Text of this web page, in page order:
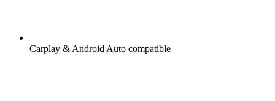
Carplay & Android Auto compatible